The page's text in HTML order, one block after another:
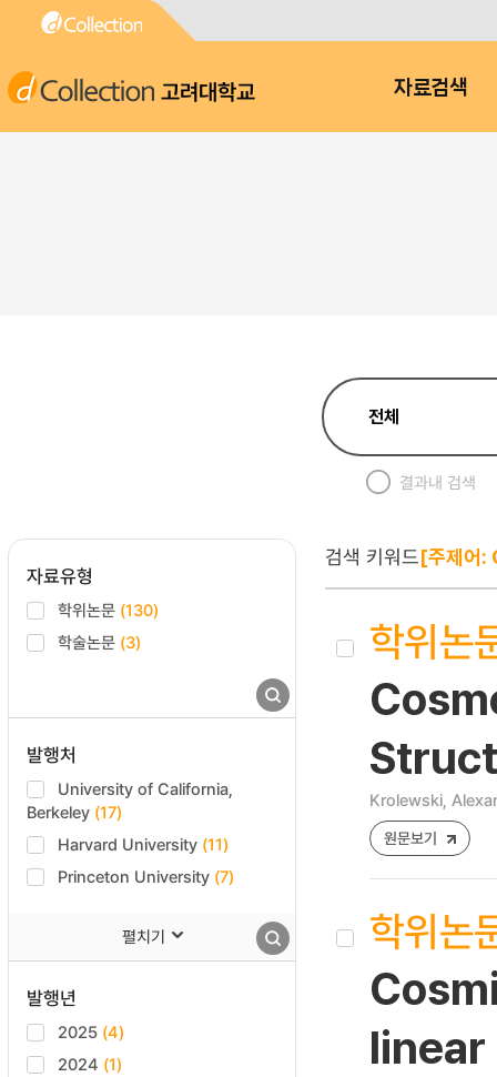
고려대학교 자료검색
결과내 검색
자료유형
학위논문 (130)
학술논문 (3)
발행처
University of California,
Berkeley (17)
Harvard University (11)
Princeton University (7)
펼치기
발행년
2025 (4)
2024 (1)
검색 키워드[주제어
학위논
Krolewski,
원문보기
학위논